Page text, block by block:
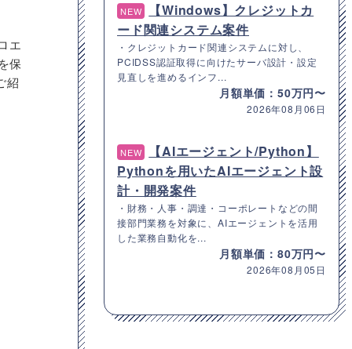
エ
保
紹
NEW
【Windows】クレジットカ
ード関連システム案件
・クレジットカード関連システムに対し、
PCIDSS認証取得に向けたサーバ設計・設定
見直しを進めるインフ...
月額単価：50万円〜
2026年08月06日
NEW
【AIエージェント/Python】
Pythonを用いたAIエージェント設
計・開発案件
・財務・人事・調達・コーポレートなどの間
接部門業務を対象に、AIエージェントを活用
した業務自動化を...
月額単価：80万円〜
2026年08月05日